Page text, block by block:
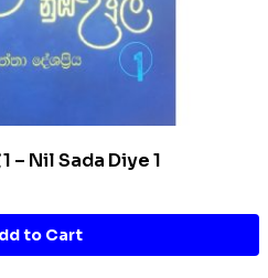
Nil Sada Diye 1
to Cart